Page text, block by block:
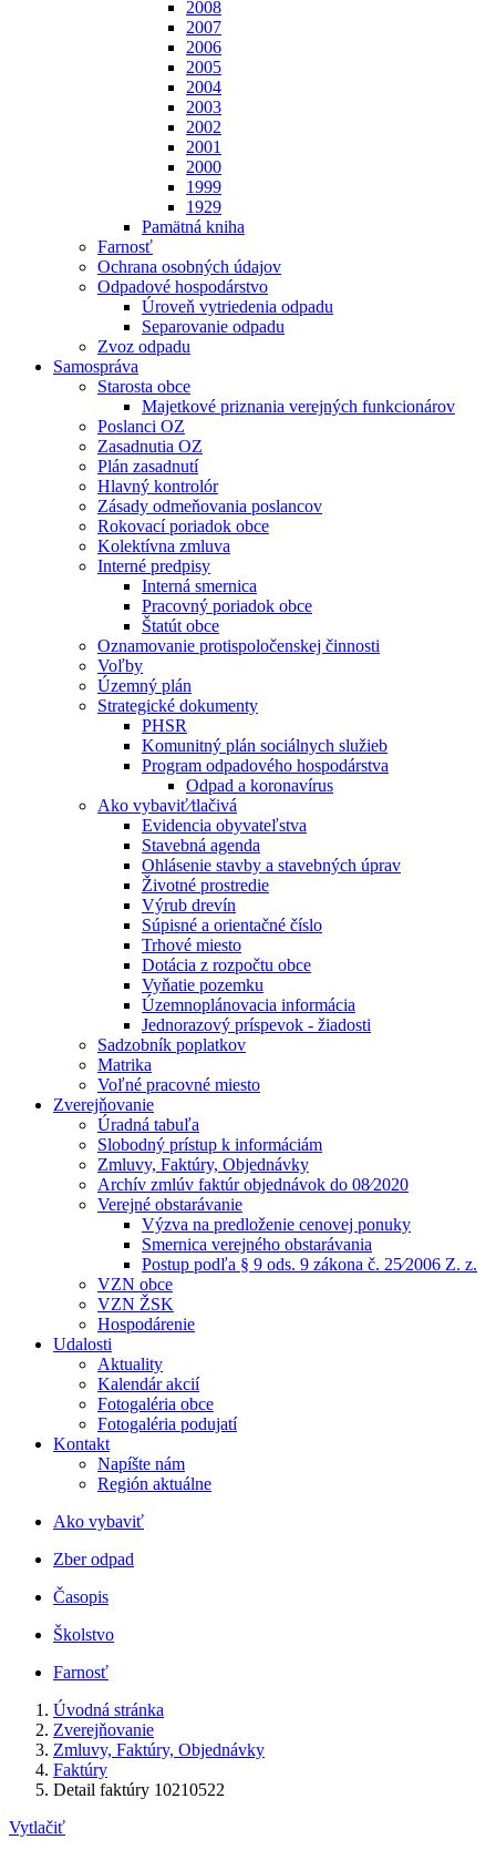
2008
2007
2006
2005
2004
2003
2002
2001
2000
1999
1929
Pamätná kniha
Farnosť
Ochrana osobných údajov
Odpadové hospodárstvo
Úroveň vytriedenia odpadu
Separovanie odpadu
Zvoz odpadu
Samospráva
Starosta obce
Majetkové priznania verejných funkcionárov
Poslanci OZ
Zasadnutia OZ
Plán zasadnutí
Hlavný kontrolór
Zásady odmeňovania poslancov
Rokovací poriadok obce
Kolektívna zmluva
Interné predpisy
Interná smernica
Pracovný poriadok obce
Štatút obce
Oznamovanie protispoločenskej činnosti
Voľby
Územný plán
Strategické dokumenty
PHSR
Komunitný plán sociálnych služieb
Program odpadového hospodárstva
Odpad a koronavírus
Ako vybaviť⁄tlačivá
Evidencia obyvateľstva
Stavebná agenda
Ohlásenie stavby a stavebných úprav
Životné prostredie
Výrub drevín
Súpisné a orientačné číslo
Trhové miesto
Dotácia z rozpočtu obce
Vyňatie pozemku
Územnoplánovacia informácia
Jednorazový príspevok - žiadosti
Sadzobník poplatkov
Matrika
Voľné pracovné miesto
Zverejňovanie
Úradná tabuľa
Slobodný prístup k informáciám
Zmluvy, Faktúry, Objednávky
Archív zmlúv faktúr objednávok do 08⁄2020
Verejné obstarávanie
Výzva na predloženie cenovej ponuky
Smernica verejného obstarávania
Postup podľa § 9 ods. 9 zákona č. 25⁄2006 Z. z.
VZN obce
VZN ŽSK
Hospodárenie
Udalosti
Aktuality
Kalendár akcií
Fotogaléria obce
Fotogaléria podujatí
Kontakt
Napíšte nám
Región aktuálne
Ako vybaviť
Zber odpad
Časopis
Školstvo
Farnosť
Úvodná stránka
Zverejňovanie
Zmluvy, Faktúry, Objednávky
Faktúry
Detail faktúry 10210522
Vytlačiť